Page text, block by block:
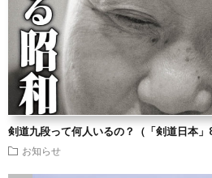
剣道九段って何人いるの？（「剣道日本」
お知らせ